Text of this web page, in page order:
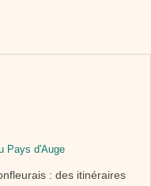
Pays d'Auge
: des itinéraires